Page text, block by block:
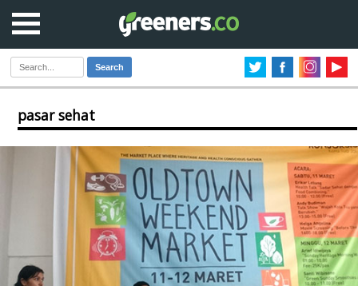
Search
pasar sehat